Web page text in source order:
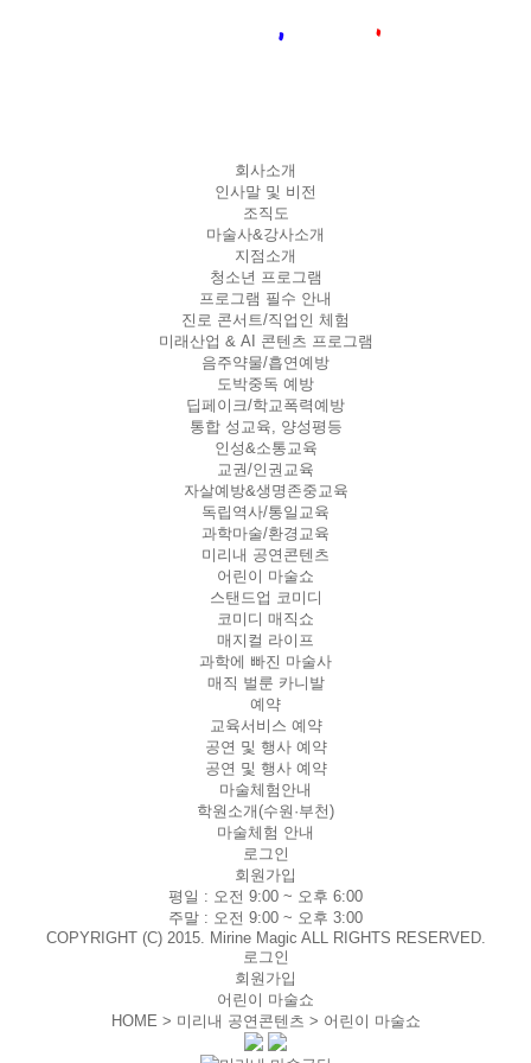
회사소개
인사말 및 비전
조직도
마술사&강사소개
지점소개
청소년 프로그램
프로그램 필수 안내
진로 콘서트/직업인 체험
미래산업 & AI 콘텐츠 프로그램
음주약물/흡연예방
도박중독 예방
딥페이크/학교폭력예방
통합 성교육, 양성평등
인성&소통교육
교권/인권교육
자살예방&생명존중교육
독립역사/통일교육
과학마술/환경교육
미리내 공연콘텐츠
어린이 마술쇼
스탠드업 코미디
코미디 매직쇼
매지컬 라이프
과학에 빠진 마술사
매직 벌룬 카니발
예약
교육서비스 예약
공연 및 행사 예약
공연 및 행사 예약
마술체험안내
학원소개(수원·부천)
마술체험 안내
로그인
회원가입
평일 : 오전 9:00 ~ 오후 6:00
주말 : 오전 9:00 ~ 오후 3:00
COPYRIGHT (C) 2015. Mirine Magic ALL RIGHTS RESERVED.
로그인
회원가입
어린이 마술쇼
HOME > 미리내 공연콘텐츠 > 어린이 마술쇼